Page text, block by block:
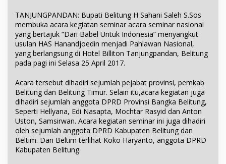
TANJUNGPANDAN: Bupati Belitung H Sahani Saleh S.Sos
membuka acara kegiatan seminar acara seminar nasional
yang bertajuk “Dari Babel Untuk Indonesia” menyangkut
usulan HAS Hanandjoedin menjadi Pahlawan Nasional,
yang berlangsung di Hotel Billiton Tanjungpandan, Belitung
pada pagi ini Selasa 25 April 2017.
Acara tersebut dihadiri sejumlah pejabat provinsi, pemkab
Belitung dan Belitung Timur. Selain itu,acara kegiatan juga
dihadiri sejumlah anggota DPRD Provinsi Bangka Belitung,
Seperti Hellyana, Edi Nasapta, Mochtar Rasyid dan Anton
Uston, Samsirwan. Acara kegiatan seminar ini juga dihadiri
oleh sejumlah anggota DPRD Kabupaten Belitung dan
Beltim. Dari Beltim terlihat Koko Haryanto, anggota DPRD
Kabupaten Belitung.